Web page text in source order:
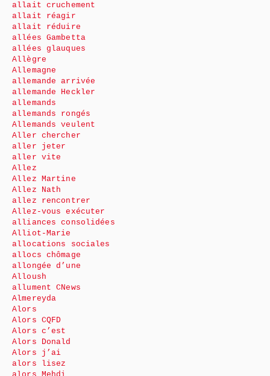
allait cruchement
allait réagir
allait réduire
allées Gambetta
allées glauques
Allègre
Allemagne
allemande arrivée
allemande Heckler
allemands
allemands rongés
Allemands veulent
Aller chercher
aller jeter
aller vite
Allez
Allez Martine
Allez Nath
allez rencontrer
Allez-vous exécuter
alliances consolidées
Alliot-Marie
allocations sociales
allocs chômage
allongée d’une
Alloush
allument CNews
Almereyda
Alors
Alors CQFD
Alors c’est
Alors Donald
Alors j’ai
alors lisez